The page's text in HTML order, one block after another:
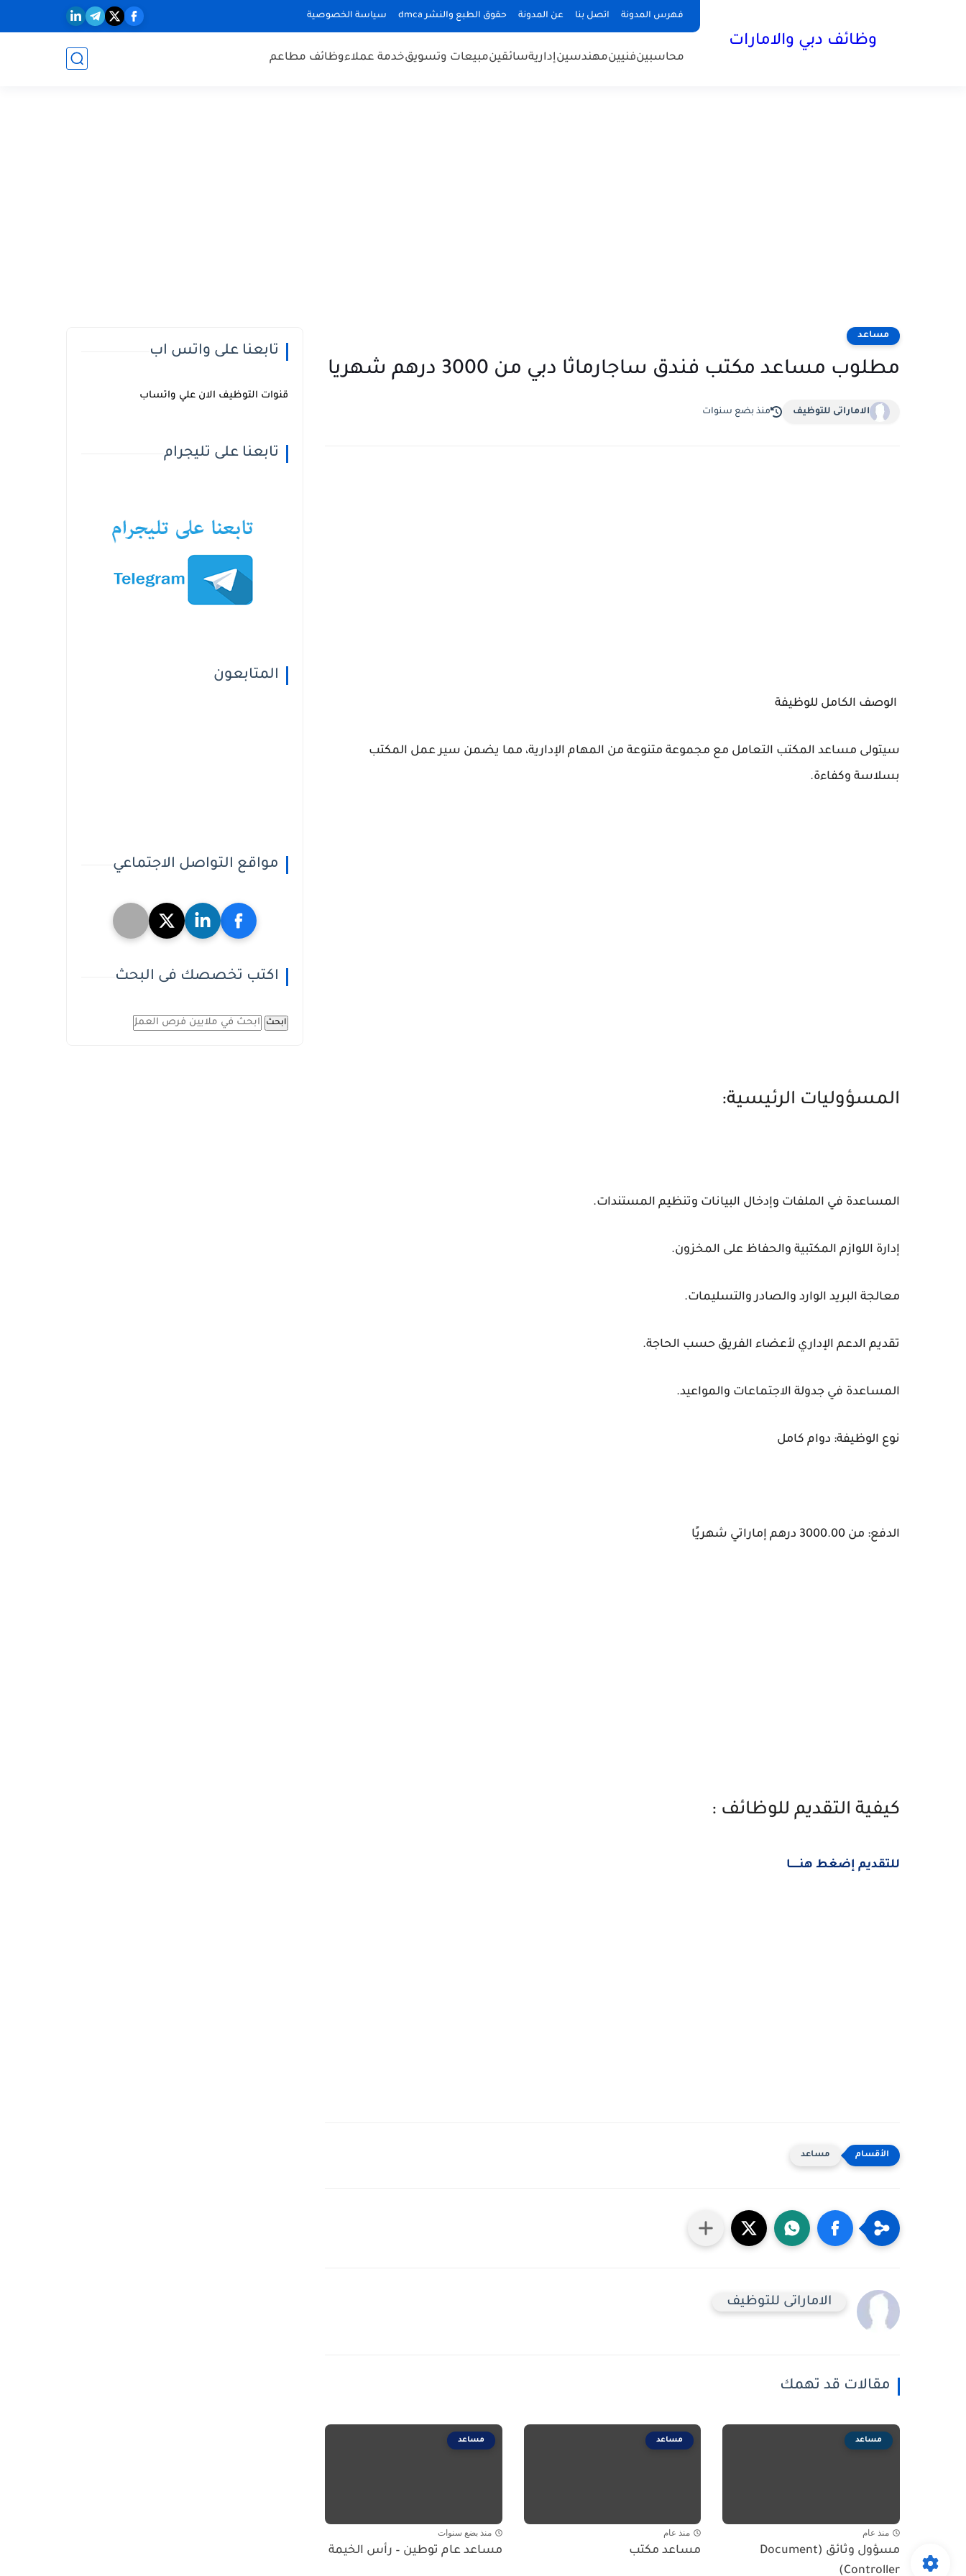
فهرس المدونة اتصل بنا عن المدونة حقوق الطبع والنشر dmca سياسة الخصوصية
وظائف دبي والامارات
محاسبينفنيينمهندسينإداريةسائقينمبيعات وتسويقخدمة عملاءوظائف مطاعم
مساعد
مطلوب مساعد مكتب فندق ساجارماثا دبي من 3000 درهم شهريا
الاماراتى للتوظيف منذ بضع سنوات
الوصف الكامل للوظيفة
سيتولى مساعد المكتب التعامل مع مجموعة متنوعة من المهام الإدارية، مما يضمن سير عمل المكتب
بسلاسة وكفاءة.
المسؤوليات الرئيسية:
المساعدة في الملفات وإدخال البيانات وتنظيم المستندات.
إدارة اللوازم المكتبية والحفاظ على المخزون.
معالجة البريد الوارد والصادر والتسليمات.
تقديم الدعم الإداري لأعضاء الفريق حسب الحاجة.
المساعدة في جدولة الاجتماعات والمواعيد.
نوع الوظيفة: دوام كامل
الدفع: من 3000.00 درهم إماراتي شهريًا
كيفية التقديم للوظائف :
للتقديم إضغط هنــــــا
مساعد
الاماراتى للتوظيف
مقالات قد تهمك
مساعد
منذ عام
مسؤول وثائق (Document
Controller)
مساعد
منذ عام
مساعد مكتب
مساعد
منذ بضع سنوات
مساعد عام توطين – رأس الخيمة
تابعنا على واتس اب
قنوات التوظيف الان علي واتساب
تابعنا على تليجرام
المتابعون
مواقع التواصل الاجتماعي
اكتب تخصصك فى البحث
ابحث